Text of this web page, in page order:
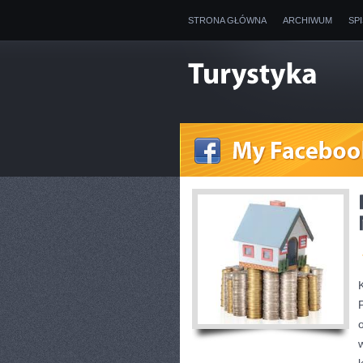
STRONA GŁÓWNA ARCHIWUM